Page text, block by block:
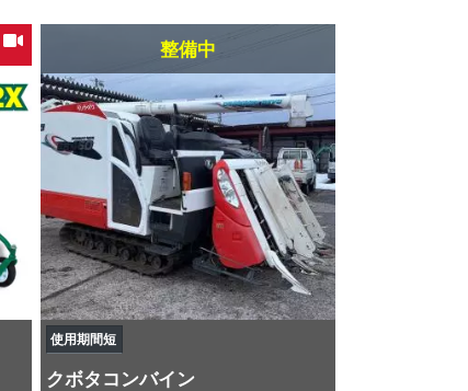
整備中
使用期間短
クボタコンバイン